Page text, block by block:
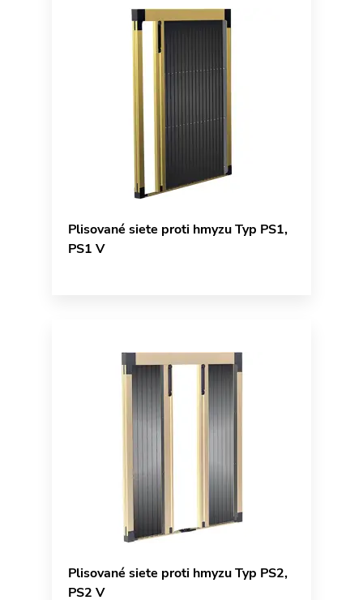
Plisované siete proti hmyzu Typ PS1,
PS1 V
Plisované siete proti hmyzu Typ PS2,
PS2 V